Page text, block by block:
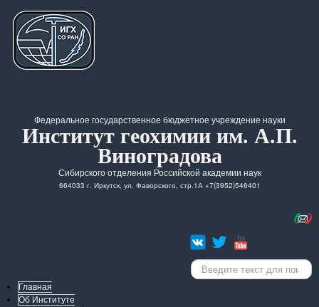
Федеральное государственное бюджетное учреждение науки
Институт геохимии им. А.П.
Виноградова
Сибирского отделения Российской академии наук
664033 г. Иркутск, ул. Фаворского, стр.1А +7(3952)546401
Искать...
Главная
Об Институте